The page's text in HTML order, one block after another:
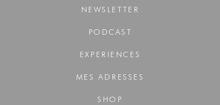
NEWSLETTER
PODCAST
EXPERIENCES
MES ADRESSES
SHOP